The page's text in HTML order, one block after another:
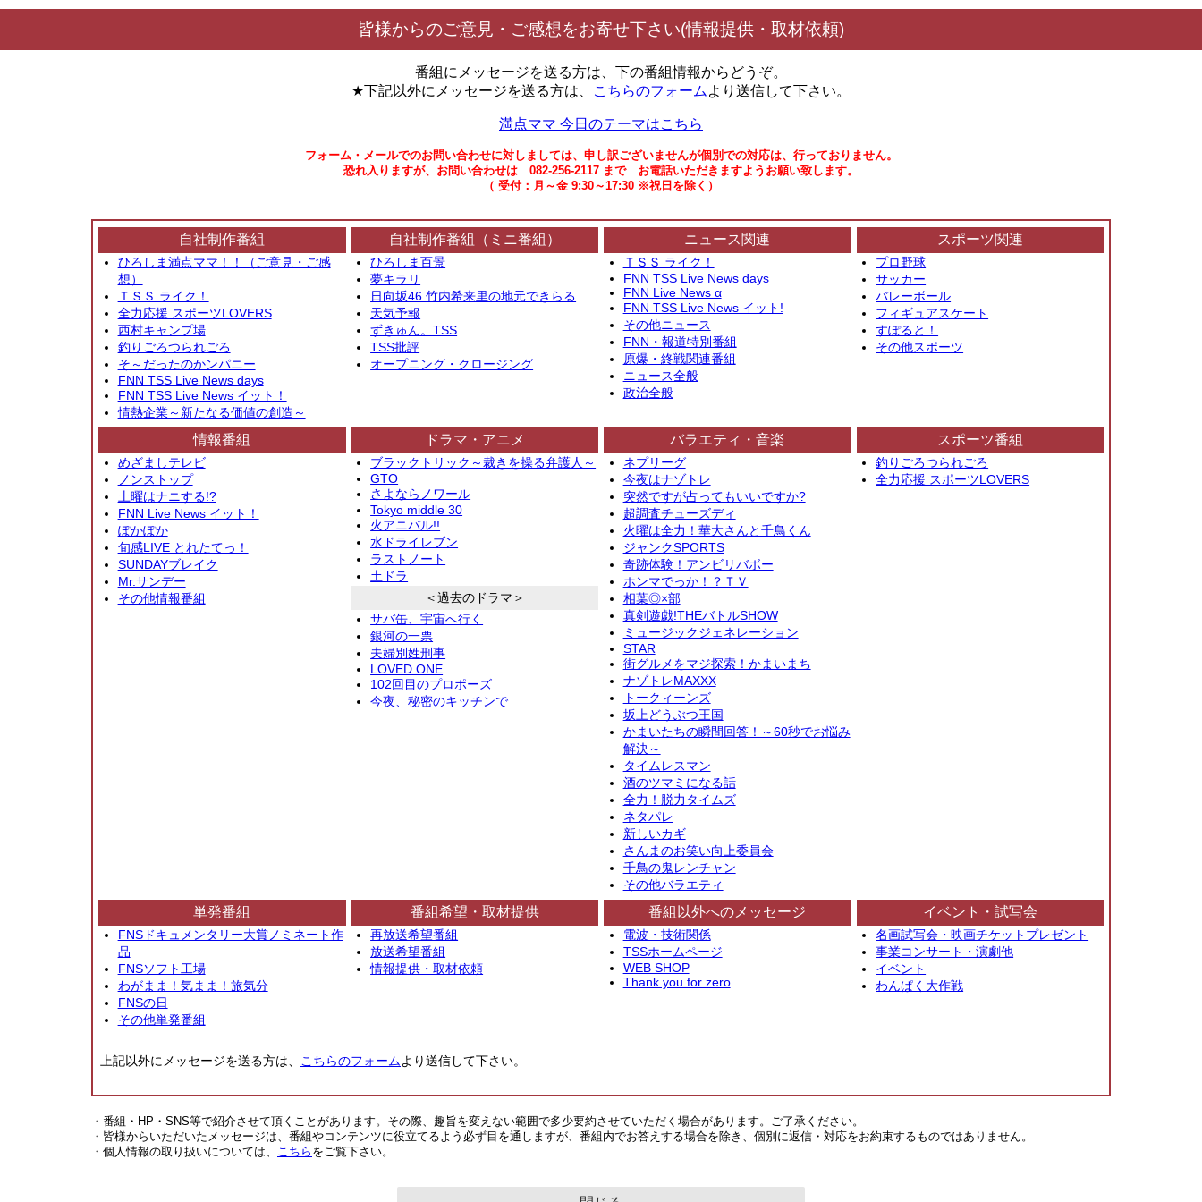
皆様からのご意見・ご感想をお寄せ下さい(情報提供・取材依頼)
番組にメッセージを送る方は、下の番組情報からどうぞ。
★下記以外にメッセージを送る方は、
こちらのフォーム より送信して下さい。
満点ママ 今日のテーマはこちら
フォーム・メールでのお問い合わせに対しましては、申し訳ございませんが個別での対応は、行っておりません。
恐れ入りますが、お問い合わせは 082-256-2117 まで お電話いただきますようお願い致します。
（ 受付：月～金 9:30～17:30 ※祝日を除く）
自社制作番組
ひろしま満点ママ！！（ご意見・ご感
想）
ＴＳＳ ライク！
全力応援 スポーツLOVERS
西村キャンプ場
釣りごろつられごろ
そ～だったのかンパニー
FNN TSS Live News days
FNN TSS Live News イット！
情熱企業～新たなる価値の創造～
自社制作番組（ミニ番組）
ひろしま百景
夢キラリ
日向坂46 竹内希来里の地元できらる
天気予報
ずきゅん。TSS
TSS批評
オープニング・クロージング
ニュース関連
ＴＳＳ ライク！
FNN TSS Live News days
FNN Live News α
FNN TSS Live News イット!
その他ニュース
FNN・報道特別番組
原爆・終戦関連番組
ニュース全般
政治全般
スポーツ関連
プロ野球
サッカー
バレーボール
フィギュアスケート
すぽると！
その他スポーツ
情報番組
めざましテレビ
ノンストップ
土曜はナニする!?
FNN Live News イット！
ぽかぽか
旬感LIVE とれたてっ！
SUNDAYブレイク
Mr.サンデー
その他情報番組
ドラマ・アニメ
ブラックトリック～裁きを操る弁護人～
GTO
さよならノワール
Tokyo middle 30
火アニバル!!
水ドライレブン
ラストノート
土ドラ
＜過去のドラマ＞
サバ缶、宇宙へ行く
銀河の一票
夫婦別姓刑事
LOVED ONE
102回目のプロポーズ
今夜、秘密のキッチンで
バラエティ・音楽
ネプリーグ
今夜はナゾトレ
突然ですが占ってもいいですか?
超調査チューズディ
火曜は全力！華大さんと千鳥くん
ジャンクSPORTS
奇跡体験！アンビリバボー
ホンマでっか！？ＴＶ
相葉◎×部
真剣遊戯!THEバトルSHOW
ミュージックジェネレーション
STAR
街グルメをマジ探索！かまいまち
ナゾトレMAXXX
トークィーンズ
坂上どうぶつ王国
かまいたちの瞬間回答！～60秒でお悩み
解決～
タイムレスマン
酒のツマミになる話
全力！脱力タイムズ
ネタパレ
新しいカギ
さんまのお笑い向上委員会
千鳥の鬼レンチャン
その他バラエティ
スポーツ番組
釣りごろつられごろ
全力応援 スポーツLOVERS
単発番組
FNSドキュメンタリー大賞ノミネート作
品
FNSソフト工場
わがまま！気まま！旅気分
FNSの日
その他単発番組
番組希望・取材提供
再放送希望番組
放送希望番組
情報提供・取材依頼
番組以外へのメッセージ
電波・技術関係
TSSホームページ
WEB SHOP
Thank you for zero
イベント・試写会
名画試写会・映画チケットプレゼント
事業コンサート・演劇他
イベント
わんぱく大作戦
上記以外にメッセージを送る方は、 こちらのフォームより送信して下さい。
・番組・HP・SNS等で紹介させて頂くことがあります。その際、趣旨を変えない範囲で多少要約させていただく場合があります。ご了承ください。
・皆様からいただいたメッセージは、番組やコンテンツに役立てるよう必ず目を通しますが、番組内でお答えする場合を除き、個別に返信・対応をお約束するものではありません。
・個人情報の取り扱いについては、
こちら をご覧下さい。